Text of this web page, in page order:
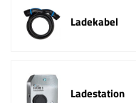
Ladekabel
Ladestation